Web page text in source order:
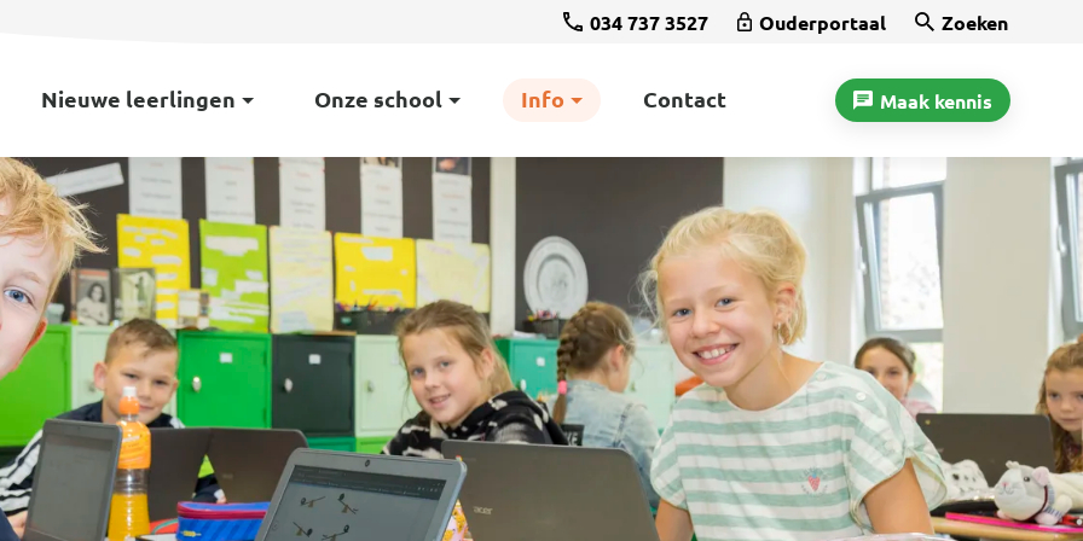
034 737 3527 Ouderportaal Zoeken
Nieuwe leerlingen Onze school Info Contact Maak kennis